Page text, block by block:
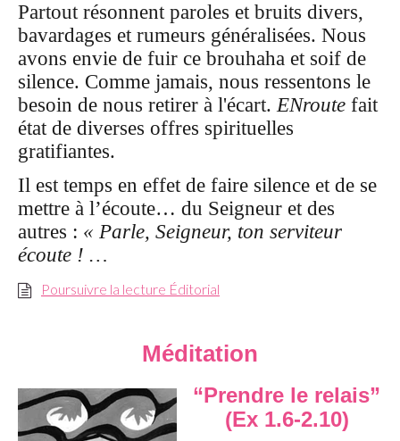
Partout résonnent paroles et bruits divers,
bavardages et rumeurs généralisées. Nous
avons envie de fuir ce brouhaha et soif de
silence. Comme jamais, nous ressentons le
besoin de nous retirer à l'écart.ENroute fait
état de diverses offres spirituelles
gratifiantes.
Il est temps en effet de faire silence et de se
mettre à l’écoute… du Seigneur et des
autres : « Parle, Seigneur, ton serviteur
écoute ! …
Poursuivre la lecture Éditorial
Méditation
“Prendre le relais”
(Ex 1.6-2.10)